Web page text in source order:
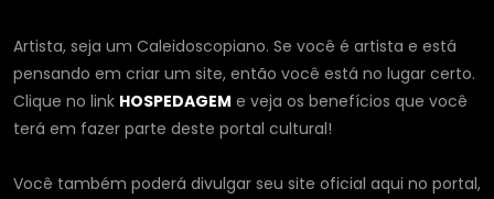
Artista, seja um Caleidoscopiano. Se você é artista e está
pensando em criar um site, então você está no lugar certo.
Clique no link HOSPEDAGEM e veja os benefícios que você
terá em fazer parte deste portal cultural!
Você também poderá divulgar seu site oficial aqui no portal,